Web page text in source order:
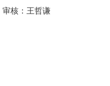
审核：王哲谦